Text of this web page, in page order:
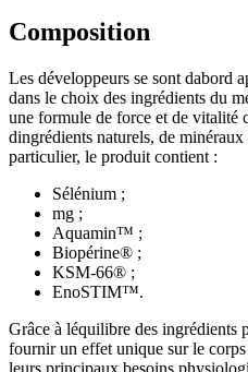
Composition
Les développeurs se sont dabord
dans le choix des ingrédients du
une formule de force et de vitalité
dingrédients naturels, de
particulier, le produit contient :
Sélénium ;
mg ;
Aquamin™ ;
Biopérine® ;
KSM-66® ;
EnoSTIM™.
Grâce à léquilibre des ingrédients
fournir un effet unique sur le
leurs principaux besoins